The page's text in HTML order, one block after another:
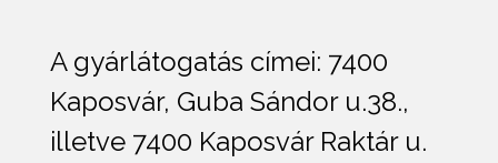
A gyárlátogatás címei: 7400
Kaposvár, Guba Sándor u.38.,
illetve 7400 Kaposvár Raktár u.